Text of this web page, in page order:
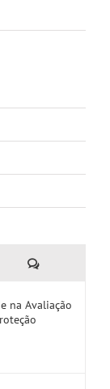
Comentários
na Avaliação